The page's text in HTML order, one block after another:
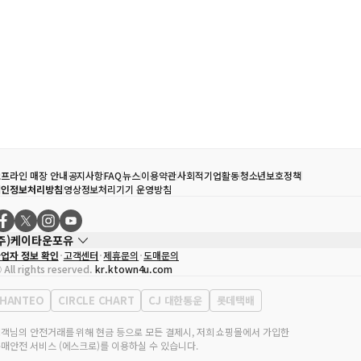
라인 매장 안내공지사항FAQ뉴스이용약관사회적기업활동청소년보호정책
정보처리방침영상정보처리기기 운영방침
)케이타운포유
자
송효민
업자등록번호
120-87-71116
판매업 신고번호 제2011-서울강남-02223
표전화
02-552-9855
자 정보 확인 고객센터 제휴문의 도매문의
rights reserved. kr.ktown4u.com
HANTEO CIRCLE CHART CJ 대한통운 롯데택배
님의 안전거래를 위해 현금 등으로 모든 결제시, 저희 쇼핑몰에서 가입한
안전 서비스 (에스크로)를 이용하실 수 있습니다.